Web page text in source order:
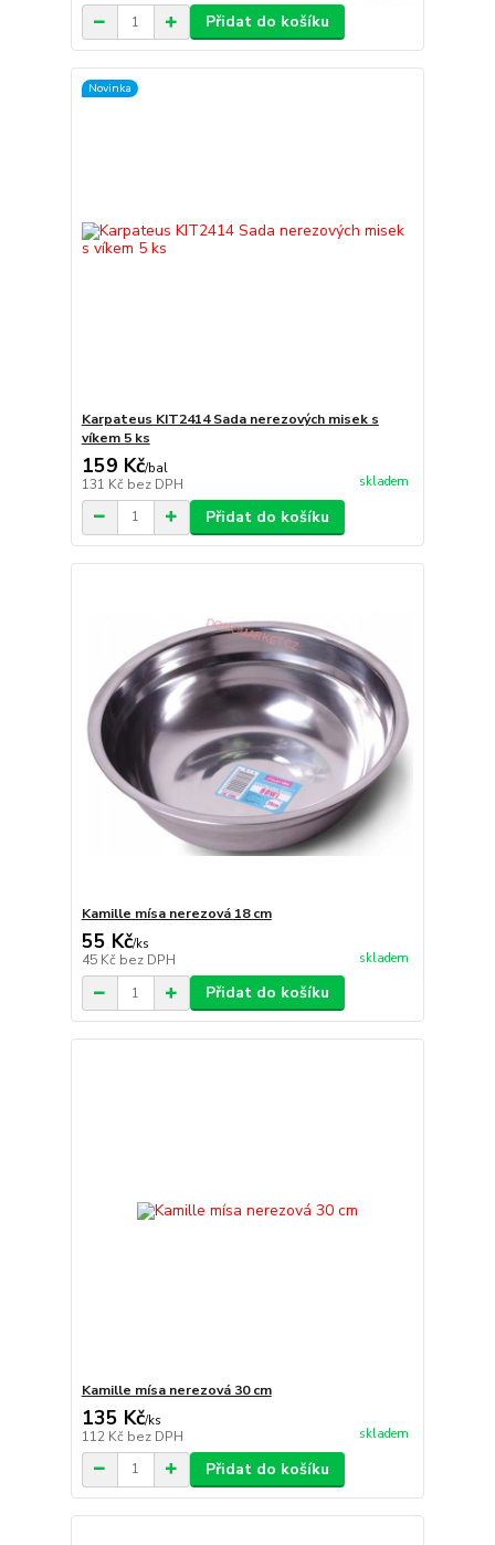
Přidat do košíku
Novinka
Karpateus KIT2414 Sada nerezových misek s
víkem 5 ks
159 Kč/bal
131 Kč bez DPH skladem
Přidat do košíku
Kamille mísa nerezová 18 cm
55 Kč/ks
45 Kč bez DPH skladem
Přidat do košíku
Kamille mísa nerezová 30 cm
135 Kč/ks
112 Kč bez DPH skladem
Přidat do košíku